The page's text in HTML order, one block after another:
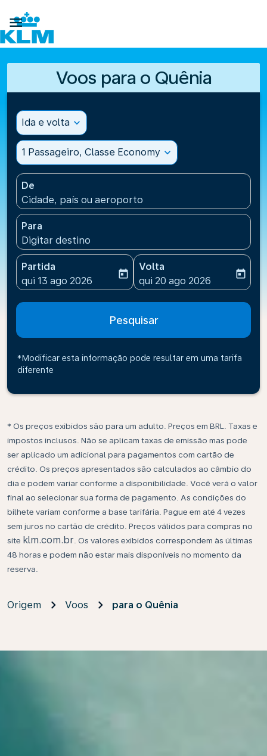

Voos para o Quênia
Ida e volta expand_more
1 Passageiro, Classe Economy expand_more
De
Cidade, país ou aeroporto
Para
Digitar destino
Partida
fc-booking-departure-date-aria-label
qui 13 ago 2026
today
Volta
fc-booking-return-date-
qui 20 ago 2026
today
Pesquisar
*Modificar esta informação pode resultar em uma tarifa
diferente
* Os preços exibidos são para um adulto. Preços em BRL. Taxas e
impostos inclusos. Não se aplicam taxas de emissão mas pode
ser aplicado um adicional para pagamentos com cartão de
crédito. Os preços apresentados são calculados ao câmbio do
dia e podem variar conforme a disponibilidade. Você verá o valor
final ao selecionar sua forma de pagamento. As condições do
bilhete variam conforme a base tarifária. Pague em até 4 vezes
sem juros no cartão de crédito. Preços válidos para compras no
site klm.com.br . Os valores exibidos correspondem às últimas
48 horas e podem não estar mais disponíveis no momento da
reserva.
Origem Voos para o Quênia